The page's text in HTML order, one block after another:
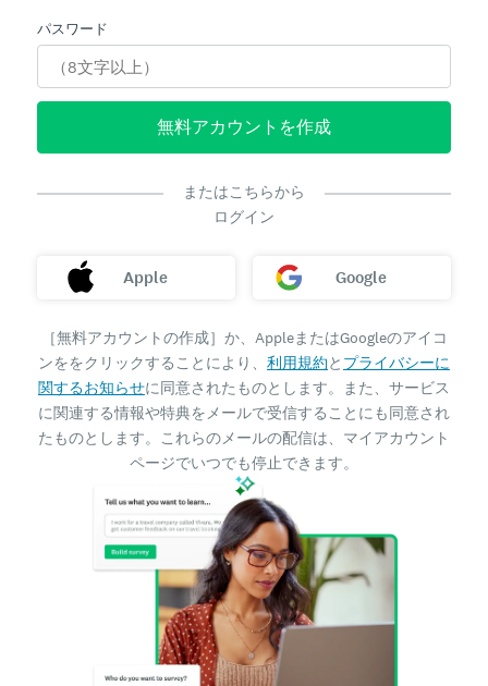
パスワード
無料アカウントを作成
またはこちらから
ログイン
Apple Google
［無料アカウントの作成］か、AppleまたはGoogleのアイコ
ンををクリックすることにより、 利用規約と プライバシーに
関するお知らせに同意されたものとします。また、サービス
に関連する情報や特典をメールで受信することにも同意され
たものとします。これらのメールの配信は、マイアカウント
ページでいつでも停止できます。